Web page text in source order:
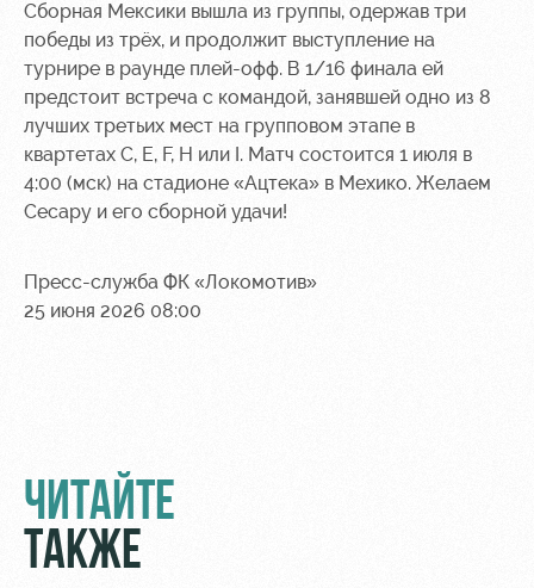
Занятия
спортом
Программа
лояльности
Информация
для
болельщиков
МГН
Сборная Мексики вышла из группы, одержав три
победы из трёх, и продолжит выступление на
турнире в раунде плей-офф. В 1/16 финала ей
предстоит встреча с командой, занявшей одно из 8
лучших третьих мест на групповом этапе в
квартетах C, E, F, H или I. Матч состоится 1 июля в
4:00 (мск) на стадионе «Ацтека» в Мехико. Желаем
Сесару и его сборной удачи!
Пресс-служба ФК «Локомотив»
25 июня 2026 08:00
ЧИТАЙТЕ
ТАКЖЕ